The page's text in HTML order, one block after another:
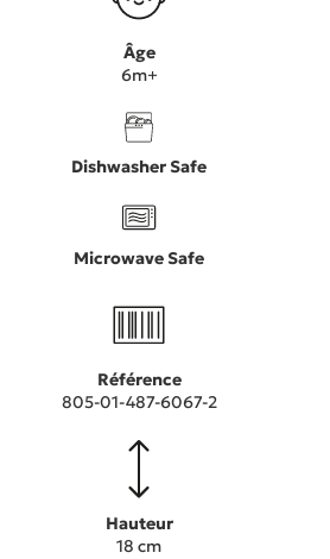
Âge
6m+
Dishwasher Safe
Microwave Safe
Référence
805-01-487-6067-2
Hauteur
18 cm